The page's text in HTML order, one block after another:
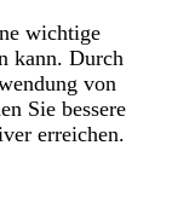
wichtige
kann. Durch
von
Sie bessere
erreichen.